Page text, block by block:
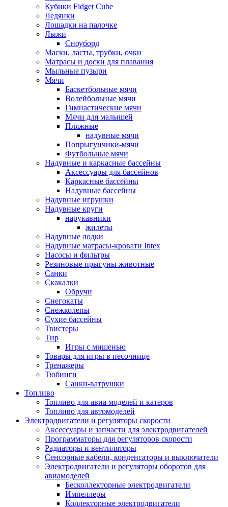
Кубики Fidget Cube
Ледянки
Лошадки на палочке
Лыжи
Сноуборд
Маски, ласты, трубки, очки
Матрасы и доски для плавания
Мыльные пузыри
Мячи
Баскетбольные мячи
Волейбольные мячи
Гимнастические мячи
Мячи для малышей
Пляжные
надувные мячи
Попрыгунчики-мячи
Футбольные мячи
Надувные и каркасные бассейны
Аксессуары для бассейнов
Каркасные бассейны
Надувные бассейны
Надувные игрушки
Надувные круги
нарукавники
жилеты
Надувные лодки
Надувные матрасы-кровати Intex
Насосы и фильтры
Резиновые прыгуны животные
Санки
Скакалки
Обручи
Снегокаты
Снежколепы
Сухие бассейны
Твистеры
Тир
Игры с мишенью
Товары для игры в песочнице
Тренажеры
Тюбинги
Санки-ватрушки
Топливо
Топливо для авиа моделей и катеров
Топливо для автомоделей
Электродвигатели и регуляторы скорости
Аксессуары и запчасти для электродвигателей
Программаторы для регуляторов скорости
Радиаторы и вентиляторы
Сенсорные кабели, конденсаторы и выключатели
Электродвигатели и регуляторы оборотов для
авиамоделей
Бесколлекторные электродвигатели
Импеллеры
Коллекторные электродвигатели